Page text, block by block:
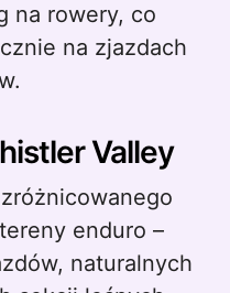
na rowery, co
na zjazdach
Valley
enduro –
naturalnych